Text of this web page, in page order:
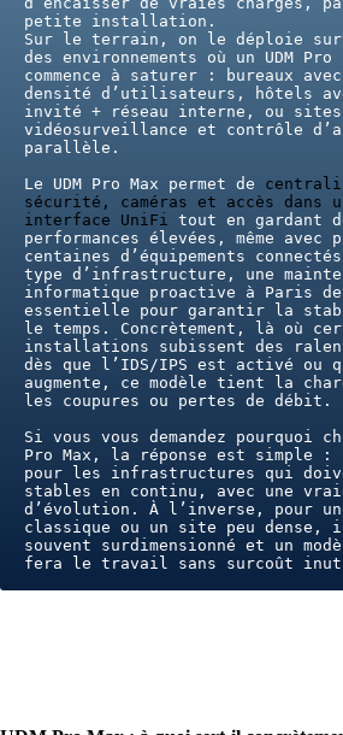
petite installation.
Sur le terrain, on le déploie
des environnements où un UDM
commence à saturer : bureaux
densité d’utilisateurs, hôtels
invité + réseau interne, ou sites
vidéosurveillance et contrôle
parallèle.
Le UDM Pro Max permet de
sécurité, caméras et accès dans
interface UniFi tout en gardant
performances élevées, même avec
centaines d’équipements
type d’infrastructure, une
informatique proactive à Paris
essentielle pour garantir la
le temps. Concrètement, là où
installations subissent des
dès que l’IDS/IPS est activé ou
augmente, ce modèle tient la
les coupures ou pertes de débit.
Si vous vous demandez pourquoi
Pro Max, la réponse est simple
pour les infrastructures qui
stables en continu, avec une
d’évolution. À l’inverse, pour une
classique ou un site peu dense,
souvent surdimensionné et un
fera le travail sans surcoût